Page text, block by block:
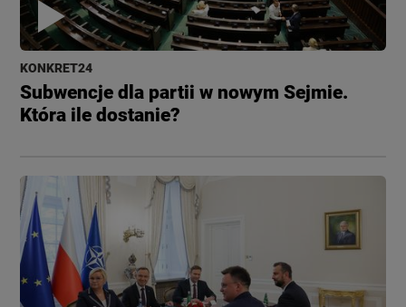
KONKRET24
Subwencje dla partii w nowym Sejmie.
Która ile dostanie?